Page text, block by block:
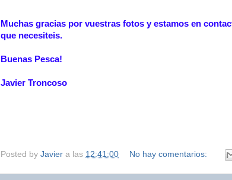
Muchas gracias por vuestras fotos y estamos en
que necesiteis.
Buenas Pesca!
Javier Troncoso
Posted by Javier a las 12:41:00 No hay comentarios: